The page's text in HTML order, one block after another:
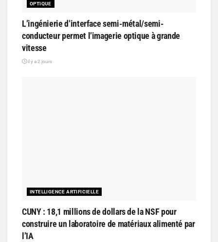
OPTIQUE
L’ingénierie d’interface semi-métal/semi-
conducteur permet l’imagerie optique à grande
vitesse
il y a 2 jours
INTELLIGENCE ARTIFICIELLE
CUNY : 18,1 millions de dollars de la NSF pour
construire un laboratoire de matériaux alimenté par
l’IA